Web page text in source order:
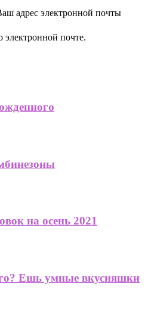
адрес электронной почты
почте.
на осень 2021
Ешь умные вкусняшки